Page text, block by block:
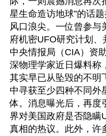
星生命造访地球”的话
风口浪尖。一位曾参与
府机密UFO研究计划、
中央情报局（CIA）资
深物理学家近日爆料称
其实早已从坠毁的不明
中寻获至少四种不同外
体。消息曝光后，再度
界对美国政府是否隐瞒
真相的热议。此外，许